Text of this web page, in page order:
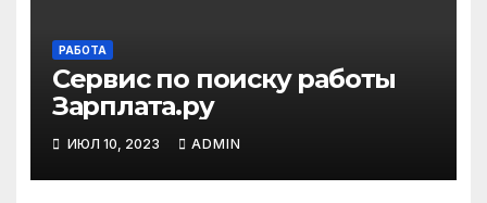
РАБОТА
Сервис по поиску работы
Зарплата.ру
ИЮЛ 10, 2023 ADMIN